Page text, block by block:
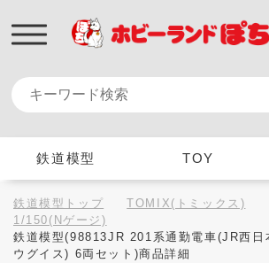
鉄道模型 TOY
鉄道模型トップ
TOMIX(トミックス)
1/150(Nゲージ)
鉄道模型(98813JR 201系通勤電車(JR西日
ウグイス) 6両セット)商品詳細